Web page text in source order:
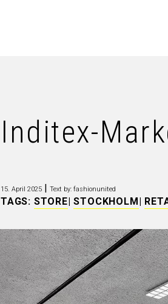
Inditex-
15. April 2025 | Text by: fashionunited
TAGS: STORE|STOCKHOLM|